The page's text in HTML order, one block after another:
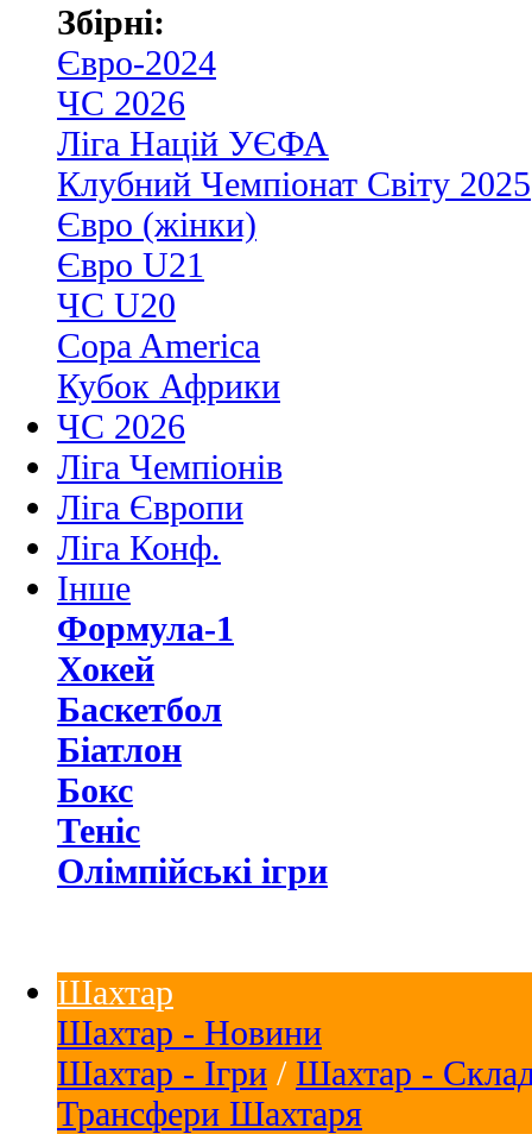
Збірні:
Євро-2024
ЧС 2026
Ліга Націй УЄФА
Клубний Чемпіонат Світу 2025
Євро (жінки)
Євро U21
ЧС U20
Copa America
Кубок Африки
ЧС 2026
Ліга Чемпіонів
Ліга Європи
Ліга Конф.
Інше
Формула-1
Хокей
Баскетбол
Біатлон
Бокс
Теніс
Олімпійські ігри
Шахтар
Шахтар - Новини
Шахтар - Ігри / Шахтар -
Трансфери Шахтаря